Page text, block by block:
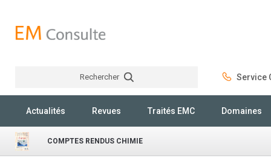
Rechercher Service
Actualités Revues Traités EMC Domaines
COMPTES RENDUS CHIMIE